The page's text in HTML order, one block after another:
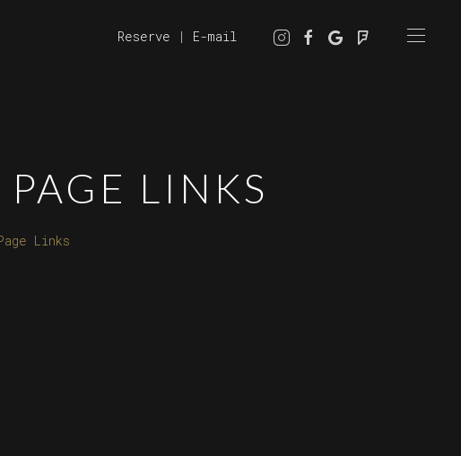
Reserve | E-mail
LINKS
Links